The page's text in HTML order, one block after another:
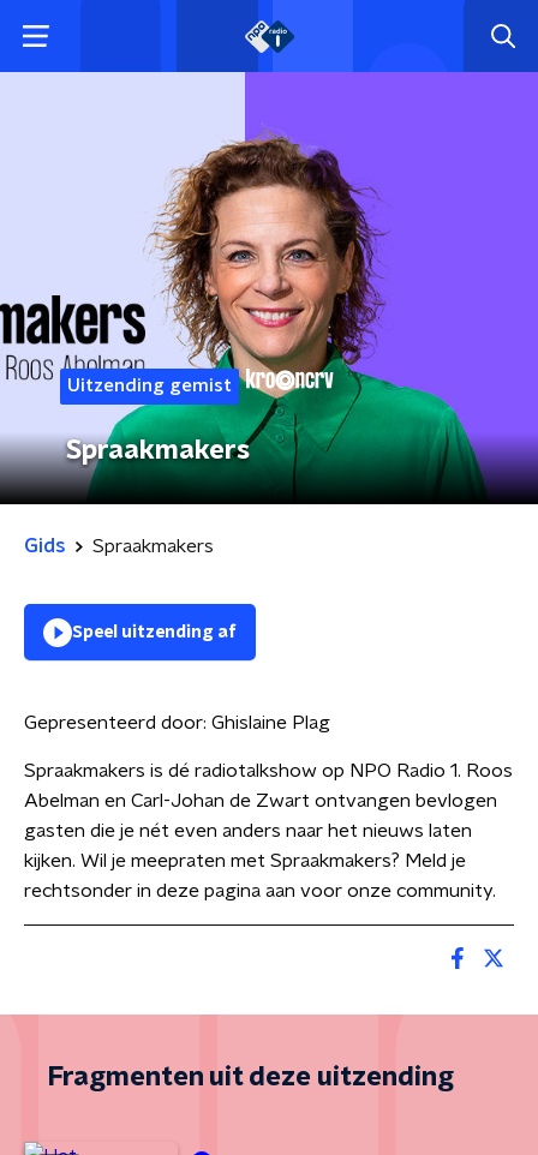
Uitzending gemist
Spraakmakers
Gids Spraakmakers
Speel uitzending af
Gepresenteerd door: Ghislaine Plag
Spraakmakers is dé radiotalkshow op NPO Radio 1. Roos
Abelman en Carl-Johan de Zwart ontvangen bevlogen
gasten die je nét even anders naar het nieuws laten
kijken. Wil je meepraten met Spraakmakers? Meld je
rechtsonder in deze pagina aan voor onze community.
Fragmenten uit deze uitzending